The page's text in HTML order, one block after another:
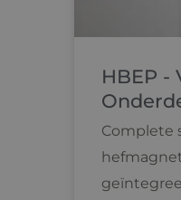
HBEP -
Complete